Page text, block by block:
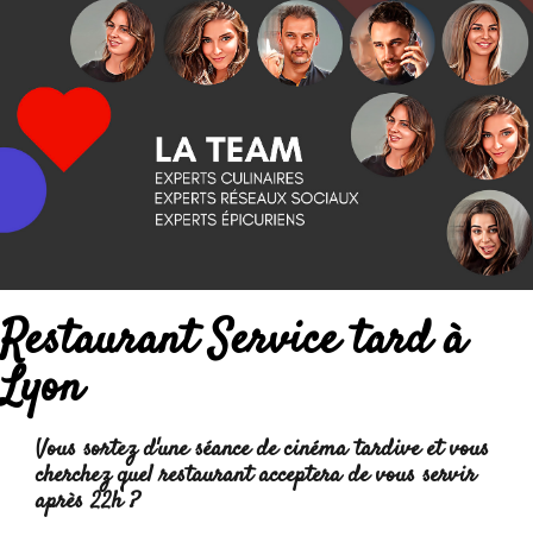
Restaurant Service tard à
Lyon
Vous sortez d'une séance de cinéma tardive et vous
cherchez quel restaurant acceptera de vous servir
après 22h ?